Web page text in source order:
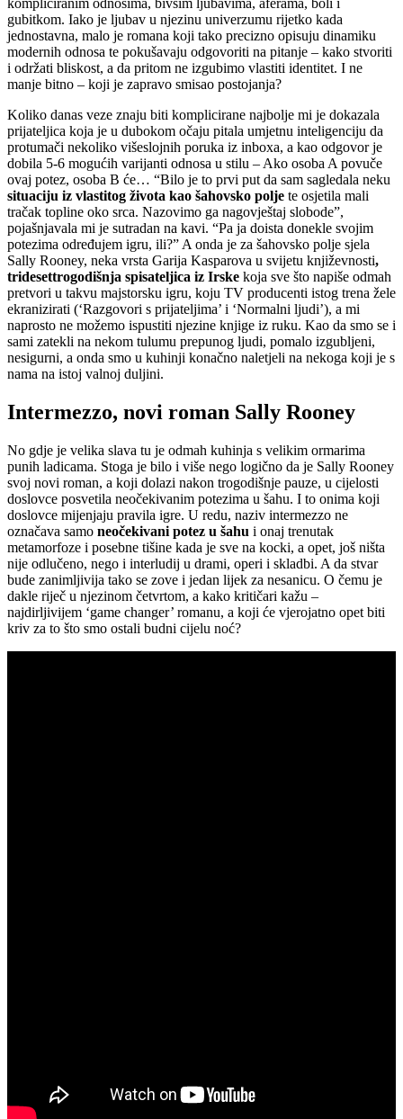
gubitkom. Iako je ljubav u njezinu univerzumu rijetko kada
jednostavna, malo je romana koji tako precizno opisuju dinamiku
modernih odnosa te pokušavaju odgovoriti na pitanje – kako stvoriti
i održati bliskost, a da pritom ne izgubimo vlastiti identitet. I ne
manje bitno – koji je zapravo smisao postojanja?
Koliko danas veze znaju biti komplicirane najbolje mi je dokazala
prijateljica koja je u dubokom očaju pitala umjetnu inteligenciju da
protumači nekoliko višeslojnih poruka iz inboxa, a kao odgovor je
dobila 5-6 mogućih varijanti odnosa u stilu – Ako osoba A povuče
ovaj potez, osoba B će… “Bilo je to prvi put da sam sagledala neku
situaciju iz vlastitog života kao šahovsko polje te osjetila mali
tračak topline oko srca. Nazovimo ga nagovještaj slobode”,
pojašnjavala mi je sutradan na kavi. “Pa ja doista donekle svojim
potezima određujem igru, ili?” A onda je za šahovsko polje sjela
Sally Rooney, neka vrsta Garija Kasparova u svijetu književnosti,
tridesettrogodišnja spisateljica iz Irske koja sve što napiše odmah
pretvori u takvu majstorsku igru, koju TV producenti istog trena žele
ekranizirati (‘Razgovori s prijateljima’ i ‘Normalni ljudi’), a mi
naprosto ne možemo ispustiti njezine knjige iz ruku. Kao da smo se i
sami zatekli na nekom tulumu prepunog ljudi, pomalo izgubljeni,
nesigurni, a onda smo u kuhinji konačno naletjeli na nekoga koji je s
nama na istoj valnoj duljini.
Intermezzo, novi roman Sally Rooney
No gdje je velika slava tu je odmah kuhinja s velikim ormarima
punih ladicama. Stoga je bilo i više nego logično da je Sally Rooney
svoj novi roman, a koji dolazi nakon trogodišnje pauze, u cijelosti
doslovce posvetila neočekivanim potezima u šahu. I to onima koji
doslovce mijenjaju pravila igre. U redu, naziv intermezzo ne
označava samo neočekivani potez u šahu i onaj trenutak
metamorfoze i posebne tišine kada je sve na kocki, a opet, još ništa
nije odlučeno, nego i interludij u drami, operi i skladbi. A da stvar
bude zanimljivija tako se zove i jedan lijek za nesanicu. O čemu je
dakle riječ u njezinom četvrtom, a kako kritičari kažu –
najdirljivijem ‘game changer’ romanu, a koji će vjerojatno opet biti
kriv za to što smo ostali budni cijelu noć?